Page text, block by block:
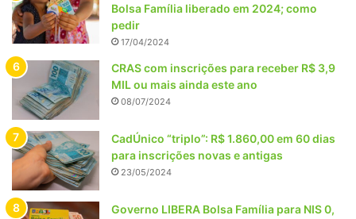
Bolsa Família liberado em 2024; como
pedir
17/04/2024
CRAS com inscrições para receber R$ 3,9
MIL ou mais ainda este ano
08/07/2024
CadÚnico “triplo”: R$ 1.860,00 em 60 dias
para inscrições novas e antigas
23/05/2024
Governo LIBERA Bolsa Família para NIS 0,